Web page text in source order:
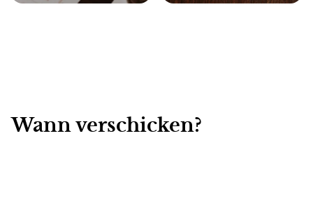
Wann verschicken?